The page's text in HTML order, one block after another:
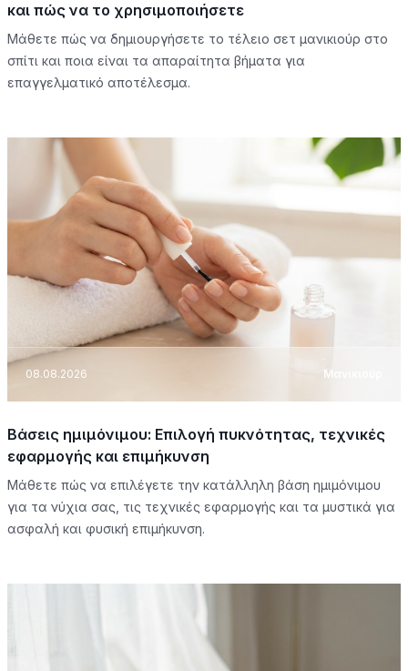
και πώς να το χρησιμοποιήσετε
Μάθετε πώς να δημιουργήσετε το τέλειο σετ μανικιούρ στο
σπίτι και ποια είναι τα απαραίτητα βήματα για
επαγγελματικό αποτέλεσμα.
08.08.2026 Μανικιούρ
Βάσεις ημιμόνιμου: Επιλογή πυκνότητας, τεχνικές
εφαρμογής και επιμήκυνση
Μάθετε πώς να επιλέγετε την κατάλληλη βάση ημιμόνιμου
για τα νύχια σας, τις τεχνικές εφαρμογής και τα μυστικά για
ασφαλή και φυσική επιμήκυνση.